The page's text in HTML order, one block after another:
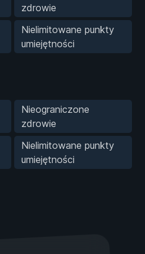
zdrowie
Nielimitowane punkty
umiejętności
Nieograniczone
zdrowie
Nielimitowane punkty
umiejętności